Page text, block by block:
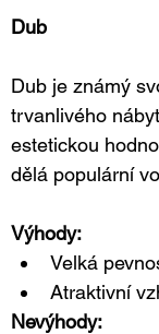
Dub
Dub je známý
trvanlivého
estetickou
dělá populární
Výhody:
Velká
Atraktivní
Nevýhody: